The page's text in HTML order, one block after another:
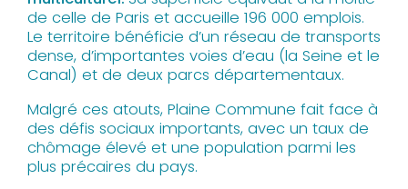
de celle de Paris et accueille 196 000 emplois.
Le territoire bénéficie d’un réseau de transports
dense, d’importantes voies d’eau (la Seine et le
Canal) et de deux parcs départementaux.
Malgré ces atouts, Plaine Commune fait face à
des défis sociaux importants, avec un taux de
chômage élevé et une population parmi les
plus précaires du pays.